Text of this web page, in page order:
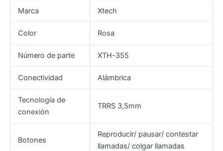
Marca Xtech
Color Rosa
Número de parte XTH-355
Conectividad Alámbrica
Tecnología de
conexión
TRRS 3,5mm
Botones
Reproducir/ pausar/ contestar
llamadas/ colgar llamadas